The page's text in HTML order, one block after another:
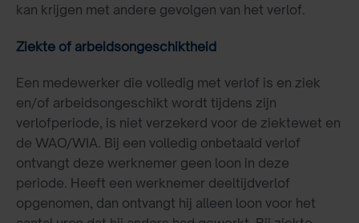
kan krijgen met andere gevolgen van het verlof.
Ziekte of arbeidsongeschiktheid
Een medewerker die volledig met verlof is en ziek
en/of arbeidsongeschikt wordt tijdens zijn
verlofperiode, is niet verzekerd voor de ziektewet en
de WAO/WIA. Bij een volledig onbetaald verlof
ontvangt deze werknemer geen loon in deze
periode. Heeft een werknemer deeltijdverlof
opgenomen, dan ontvangt hij alleen loon voor het